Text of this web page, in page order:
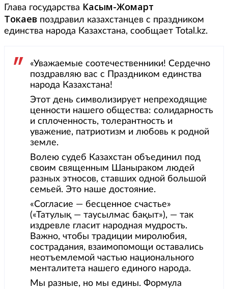
Глава государства Касым-Жомарт
Токаев поздравил казахстанцев с праздником
единства народа Казахстана, сообщает Total.kz.
«Уважаемые соотечественники! Сердечно
поздравляю вас с Праздником единства
народа Казахстана!
Этот день символизирует непреходящие
ценности нашего общества: солидарность
и сплоченность, толерантность и
уважение, патриотизм и любовь к родной
земле.
Волею судеб Казахстан объединил под
своим священным Шаныраком людей
разных этносов, ставших одной большой
семьей. Это наше достояние.
«Согласие — бесценное счастье»
(«Татулық — таусылмас бақыт»), — так
издревле гласит народная мудрость.
Важно, чтобы традиции миролюбия,
сострадания, взаимопомощи оставались
неотъемлемой частью национального
менталитета нашего единого народа.
Мы разные, но мы едины. Формула